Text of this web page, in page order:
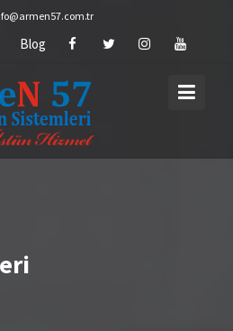
Blog